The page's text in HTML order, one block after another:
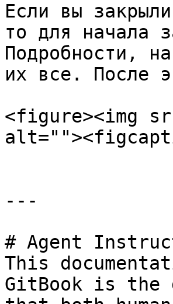
Если вы
то для начала
Подробности,
их все. После
<figure><img
---
# Agent
This
GitBook is the